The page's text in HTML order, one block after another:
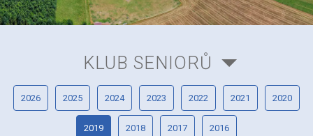
KLUB SENIORŮ
2026 2025 2024 2023 2022 2021 2020
2019 2018 2017 2016